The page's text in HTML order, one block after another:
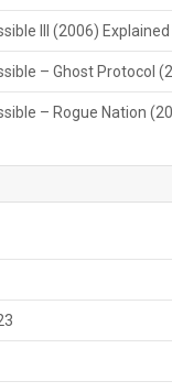
III (2006)
– Ghost Protocol
– Rogue Nation